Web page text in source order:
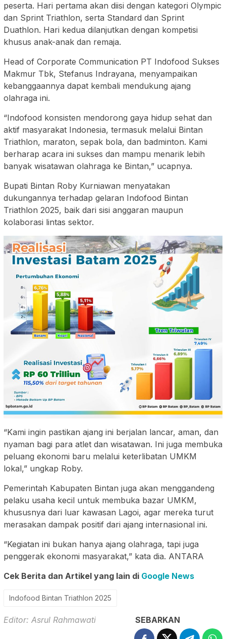
peserta. Hari pertama akan diisi dengan kategori Olympic
dan Sprint Triathlon, serta Standard dan Sprint
Duathlon. Hari kedua dilanjutkan dengan kompetisi
khusus anak-anak dan remaja.
Head of Corporate Communication PT Indofood Sukses
Makmur Tbk, Stefanus Indrayana, menyampaikan
kebanggaannya dapat kembali mendukung ajang
olahraga ini.
“Indofood konsisten mendorong gaya hidup sehat dan
aktif masyarakat Indonesia, termasuk melalui Bintan
Triathlon, maraton, sepak bola, dan badminton. Kami
berharap acara ini sukses dan mampu menarik lebih
banyak wisatawan olahraga ke Bintan,” ucapnya.
Bupati Bintan Roby Kurniawan menyatakan
dukungannya terhadap gelaran Indofood Bintan
Triathlon 2025, baik dari sisi anggaran maupun
kolaborasi lintas sektor.
“Kami ingin pastikan ajang ini berjalan lancar, aman, dan
nyaman bagi para atlet dan wisatawan. Ini juga membuka
peluang ekonomi baru melalui keterlibatan UMKM
lokal,” ungkap Roby.
Pemerintah Kabupaten Bintan juga akan menggandeng
pelaku usaha kecil untuk membuka bazar UMKM,
khususnya dari luar kawasan Lagoi, agar mereka turut
merasakan dampak positif dari ajang internasional ini.
“Kegiatan ini bukan hanya ajang olahraga, tapi juga
penggerak ekonomi masyarakat,” kata dia. ANTARA
Cek Berita dan Artikel yang lain di Google News
Indofood Bintan Triathlon 2025
Editor: Asrul Rahmawati SEBARKAN